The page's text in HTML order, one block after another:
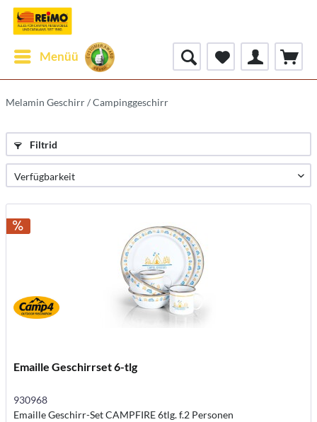
Menüü
Melamin Geschirr / Campinggeschirr
Filtrid
Emaille Geschirrset 6-tlg
930968
Emaille Geschirr-Set CAMPFIRE 6tlg. f.2 Personen